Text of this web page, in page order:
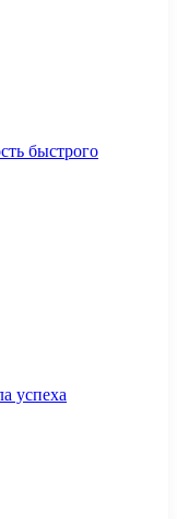
быстрого
успеха